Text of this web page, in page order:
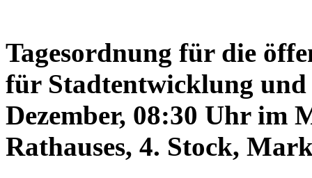
Tagesordnung für die
für Stadtentwicklung und
Dezember, 08:30 Uhr im
Rathauses, 4. Stock,